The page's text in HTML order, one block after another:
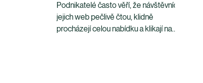
Podnikatelé často věří, že návštěvníci
jejich web pečlivě čtou, klidně
procházejí celou nabídku a klikají na